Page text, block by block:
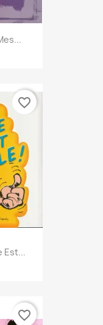
Est...
favorite_border
favorite_border